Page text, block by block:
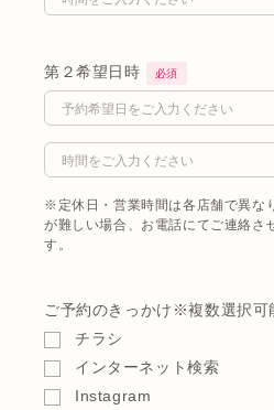
第２希望日時 必須
※定休日・営業時間は各店舗で異な
が難しい場合、お電話にてご連絡さ
す。
ご予約のきっかけ ※複数選択可
チラシ
インターネット検索
Instagram